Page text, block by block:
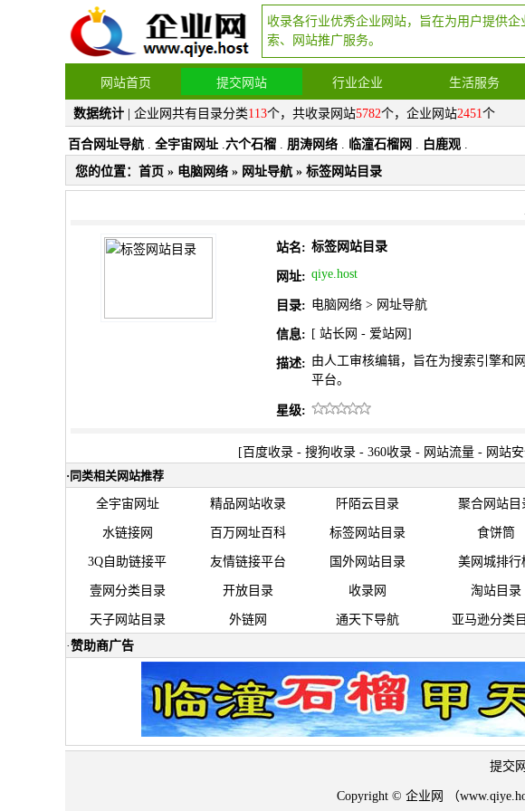
收录各行业优秀企业网站，旨在为用户提供企
索、网站推广服务。
网站首页 提交网站 行业企业 生活服务
数据统计 | 企业网共有目录分类113个，共收录网站5782个，企业网站2451个
百合网址导航 . 全宇宙网址 .六个石榴 . 朋涛网络 . 临潼石榴网 . 白鹿观 .
您的位置： 首页 » 电脑网络 » 网址导航 » 标签网站目录
站名: 标签网站目录
网址: qiye.host
目录: 电脑网络 > 网址导航
信息: [ 站长网 - 爱站网 ]
描述: 由人工审核编辑，旨在为搜索引擎和
平台。
星级:
[ 百度收录 - 搜狗收录 - 360收录 - 网站流量 - 网站
· 同类相关网站推荐
全宇宙网址 精品网站收录 阡陌云目录 聚合网站目
水链接网 百万网址百科 标签网站目录 食饼筒
3Q自助链接平 友情链接平台 国外网站目录 美网城排行
壹网分类目录 开放目录 收录网 淘站目录
天子网站目录 外链网 通天下导航 亚马逊分类
·赞助商广告
提交
Copyright © 企业网 （